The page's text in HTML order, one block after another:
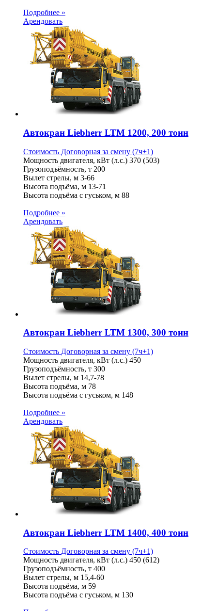
Подробнее »
Арендовать
Автокран Liebherr LTM 1200, 200 тонн
Стоимость Договорная за смену (7ч+1)
Мощность двигателя, кВт (л.с.) 370 (503)
Грузоподъёмность, т 200
Вылет стрелы, м 3-66
Высота подъёма, м 13-71
Высота подъёма с гуськом, м 88
Подробнее »
Арендовать
Автокран Liebherr LTM 1300, 300 тонн
Стоимость Договорная за смену (7ч+1)
Мощность двигателя, кВт (л.с.) 450
Грузоподъёмность, т 300
Вылет стрелы, м 14,7-78
Высота подъёма, м 78
Высота подъёма с гуськом, м 148
Подробнее »
Арендовать
Автокран Liebherr LTM 1400, 400 тонн
Стоимость Договорная за смену (7ч+1)
Мощность двигателя, кВт (л.с.) 450 (612)
Грузоподъёмность, т 400
Вылет стрелы, м 15,4-60
Высота подъёма, м 59
Высота подъёма с гуськом, м 130